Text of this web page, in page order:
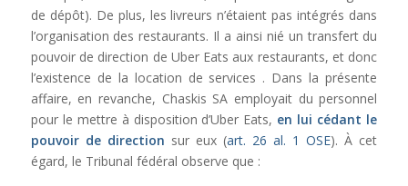
de dépôt). De plus, les livreurs n’étaient pas intégrés dans
l’organisation des restaurants. Il a ainsi nié un transfert du
pouvoir de direction de Uber Eats aux restaurants, et donc
l’existence de la location de services . Dans la présente
affaire, en revanche, Chaskis SA employait du personnel
pour le mettre à disposition d’Uber Eats, en lui cédant le
pouvoir de direction sur eux (art. 26 al. 1 OSE). À cet
égard, le Tribunal fédéral observe que :